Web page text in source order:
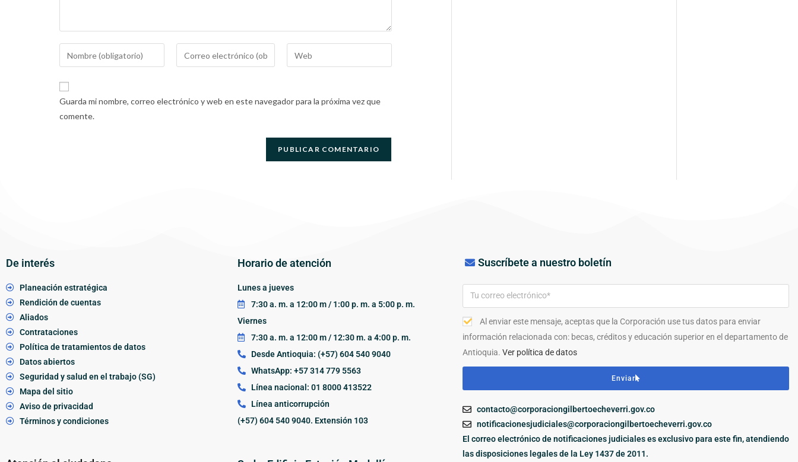
Guarda mi nombre, correo electrónico y web en este navegador para la próxima vez que
comente.
De interés
Planeación estratégica
Rendición de cuentas
Aliados
Contrataciones
Política de tratamientos de datos
Datos abiertos
Seguridad y salud en el trabajo (SG)
Mapa del sitio
Aviso de privacidad
Términos y condiciones
Horario de atención
Lunes a jueves
7:30 a. m. a 12:00 m / 1:00 p. m. a 5:00 p. m.
Viernes
7:30 a. m. a 12:00 m / 12:30 m. a 4:00 p. m.
Desde Antioquia: (+57) 604 540 9040
WhatsApp: +57 314 779 5563
Línea nacional: 01 8000 413522
Línea anticorrupción
(+57) 604 540 9040. Extensión 103
Suscríbete a nuestro boletín
Al enviar este mensaje, aceptas que la Corporación use tus datos para enviar
información relacionada con: becas, créditos y educación superior en el departamento de
Antioquia.Ver política de datos
Enviar
contacto@corporaciongilbertoecheverri.gov.co
notificacionesjudiciales@corporaciongilbertoecheverri.gov.co
El correo electrónico de notificaciones judiciales es exclusivo para este fin, atendiendo
las disposiciones legales de la Ley 1437 de 2011.